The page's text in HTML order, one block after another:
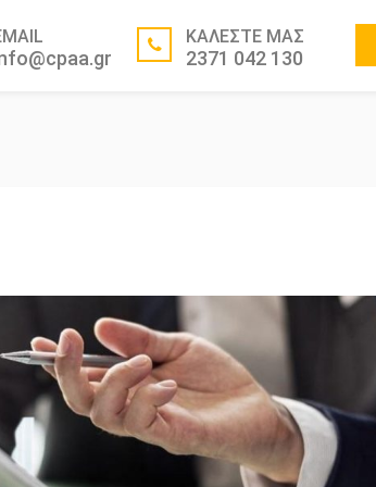
ΚΑΛΕΣΤΕ ΜΑΣ
2371 042 130